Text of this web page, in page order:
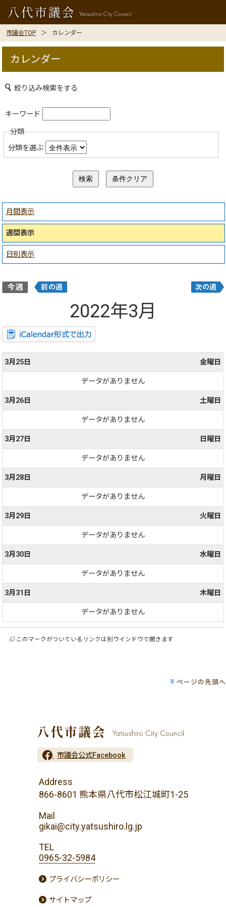
市議会TOP カレンダー
カレンダー
絞り込み検索をする
キーワード
分類
分類を選ぶ
月間表示
週間表示
日別表示
2022年3月
3月25日 金曜日
データがありません
3月26日 土曜日
データがありません
3月27日 日曜日
データがありません
3月28日 月曜日
データがありません
3月29日 火曜日
データがありません
3月30日 水曜日
データがありません
3月31日 木曜日
データがありません
このマークがついているリンクは別ウインドウで開きます
ページの先頭へ
市議会公式Facebook
Address
866-8601 熊本県八代市松江城町1-25
Mail
gikai@city.yatsushiro.lg.jp
TEL
0965-32-5984
プライバシーポリシー
サイトマップ